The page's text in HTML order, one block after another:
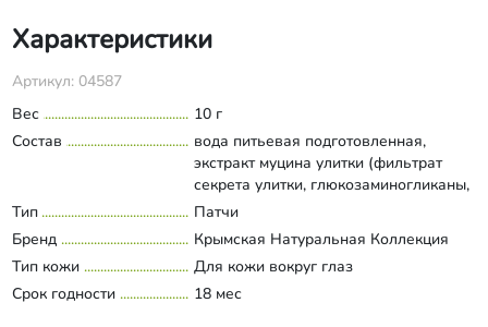
Характеристики
Артикул: 04587
Вес
10 г
Состав
вода питьевая подготовленная,
экстракт муцина улитки (фильтрат
секрета улитки, глюкозаминогликаны,
аллантоин, гидролизат коллагена,
пиридоксина гидрохлорид), глицерин
дистиллированный, глицерил
глюкозид, D-пантенол,
(полиглицерил-6 каприлат,
Развернуть состав
Тип
Патчи
Бренд
Крымская Натуральная Коллекция
Тип кожи
Для кожи вокруг глаз
Срок годности
18 мес